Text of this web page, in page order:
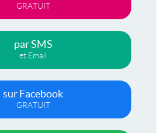
GRATUIT
par SMS
et Email
sur Facebook
GRATUIT